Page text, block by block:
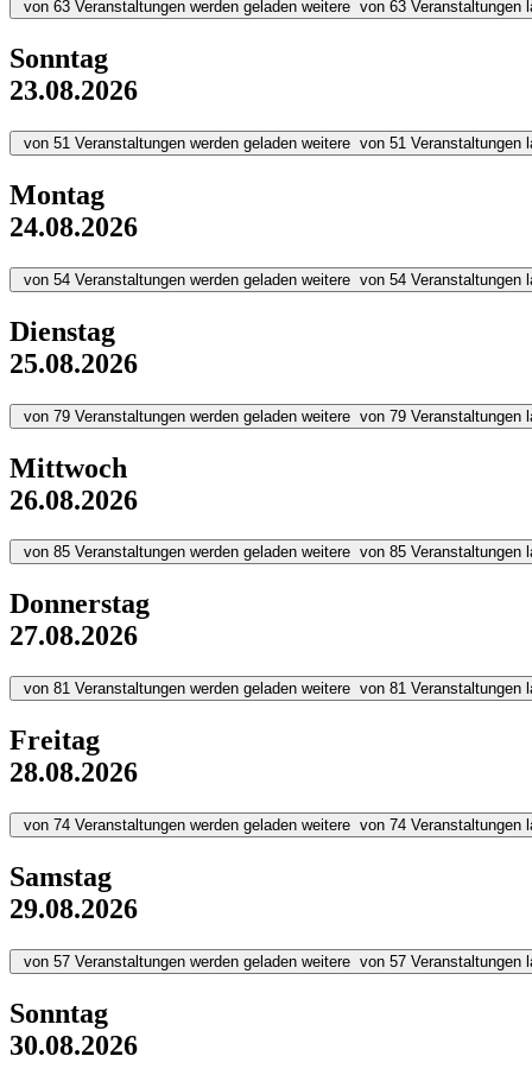
von 63 Veranstaltungen werden geladen weitere von 63 Veranstaltungen
Sonntag
23.08.2026
von 51 Veranstaltungen werden geladen weitere von 51 Veranstaltungen
Montag
24.08.2026
von 54 Veranstaltungen werden geladen weitere von 54 Veranstaltungen
Dienstag
25.08.2026
von 79 Veranstaltungen werden geladen weitere von 79 Veranstaltungen
Mittwoch
26.08.2026
von 85 Veranstaltungen werden geladen weitere von 85 Veranstaltungen
Donnerstag
27.08.2026
von 81 Veranstaltungen werden geladen weitere von 81 Veranstaltungen
Freitag
28.08.2026
von 74 Veranstaltungen werden geladen weitere von 74 Veranstaltungen
Samstag
29.08.2026
von 57 Veranstaltungen werden geladen weitere von 57 Veranstaltungen
Sonntag
30.08.2026